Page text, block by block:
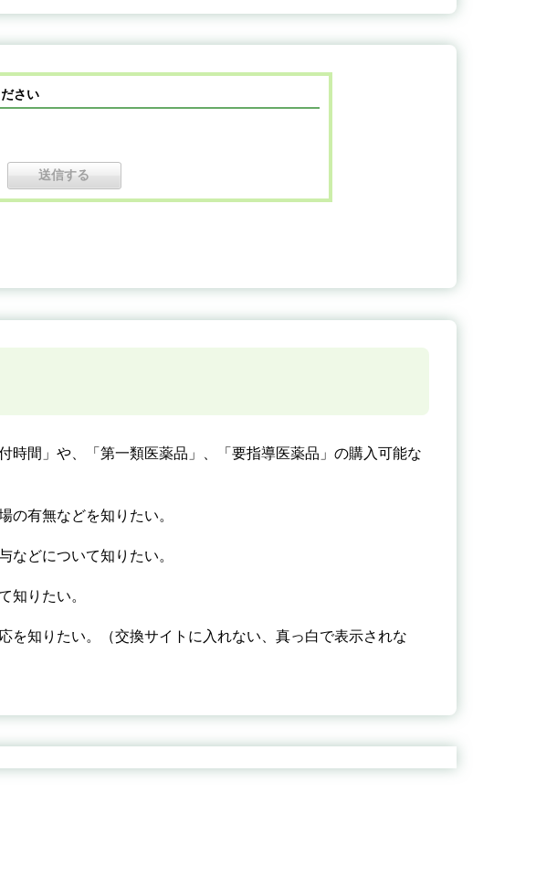
さい
時間」や、「第一類医薬品」、「要指導医薬品」の購入可能な
の有無などを知りたい。
などについて知りたい。
知りたい。
を知りたい。（交換サイトに入れない、真っ白で表示されな